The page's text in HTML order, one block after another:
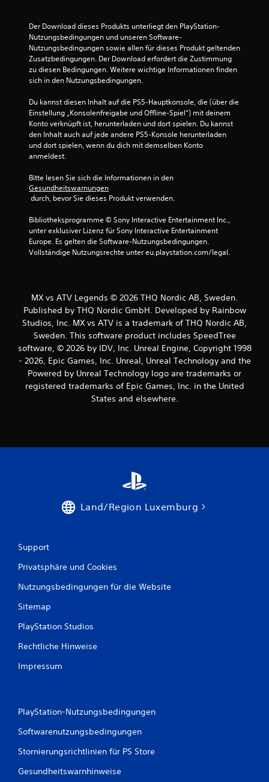
:
1
v
n
5
e
n
a
u
s
B
Der Download dieses Produkts unterliegt den PlayStation-
Nutzungsbedingungen und unseren Software-
Nutzungsbedingungen sowie allen für dieses Produkt geltenden
Zusatzbedingungen. Der Download erfordert die Zustimmung
zu diesen Bedingungen. Weitere wichtige Informationen finden
sich in den Nutzungsbedingungen.
Du kannst diesen Inhalt auf die PS5-Hauptkonsole, die (über die
Einstellung „Konsolenfreigabe und Offline-Spiel“) mit deinem
Konto verknüpft ist, herunterladen und dort spielen. Du kannst
den Inhalt auch auf jede andere PS5-Konsole herunterladen
und dort spielen, wenn du dich mit demselben Konto
anmeldest.
Bitte lesen Sie sich die Informationen in den
Gesundheitswarnungen
durch, bevor Sie dieses Produkt verwenden.
Bibliotheksprogramme © Sony Interactive Entertainment Inc.,
unter exklusiver Lizenz für Sony Interactive Entertainment
Europe. Es gelten die Software-Nutzungsbedingungen.
Vollständige Nutzungsrechte unter eu.playstation.com/legal.
MX vs ATV Legends © 2026 THQ Nordic AB, Sweden.
Published by THQ Nordic GmbH. Developed by Rainbow
Studios, Inc. MX vs ATV is a trademark of THQ Nordic AB,
Sweden. This software product includes SpeedTree
software, © 2026 by IDV, Inc. Unreal Engine, Copyright 1998
- 2026, Epic Games, Inc. Unreal, Unreal Technology and the
Powered by Unreal Technology logo are trademarks or
registered trademarks of Epic Games, Inc. in the United
States and elsewhere.
Land/Region Luxemburg
Support
Privatsphäre und Cookies
Nutzungsbedingungen für die Website
Sitemap
PlayStation Studios
Rechtliche Hinweise
Impressum
PlayStation-Nutzungsbedingungen
Softwarenutzungsbedingungen
Stornierungsrichtlinien für PS Store
Gesundheitswarnhinweise